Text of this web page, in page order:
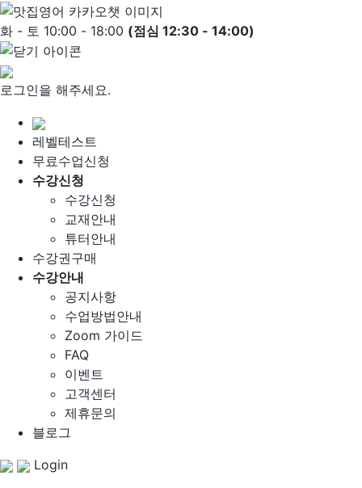
Skip
to
content
화 - 토 10:00 - 18:00 (점심 12:30 - 14:00)
로그인을 해주세요.
레벨테스트
무료수업신청
수강신청
수강신청
교재안내
튜터안내
수강권구매
수강안내
공지사항
수업방법안내
Zoom 가이드
FAQ
이벤트
고객센터
제휴문의
블로그
Login